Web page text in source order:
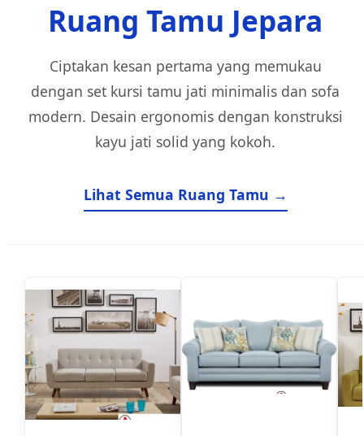
Ruang Tamu Jepara
Ciptakan kesan pertama yang memukau
dengan set kursi tamu jati minimalis dan sofa
modern. Desain ergonomis dengan konstruksi
kayu jati solid yang kokoh.
Lihat Semua Ruang Tamu →